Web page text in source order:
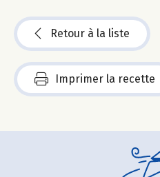
Retour à la liste
Imprimer la recette